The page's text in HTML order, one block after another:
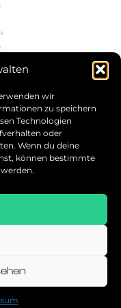
wir
zu speichern
Technologien
oder
Wenn du deine
können bestimmte